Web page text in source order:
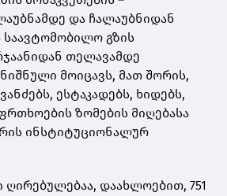
და ჩალაუბნიდან
საავტომობილო გზის
თელავამდე
მოიცავს, მათ შორის,
ესტაკადებს, ხიდებს,
ზომების მიღებასა
ინსტიტუციონალურ
ღირებულებაა, დაახლოებით, 751